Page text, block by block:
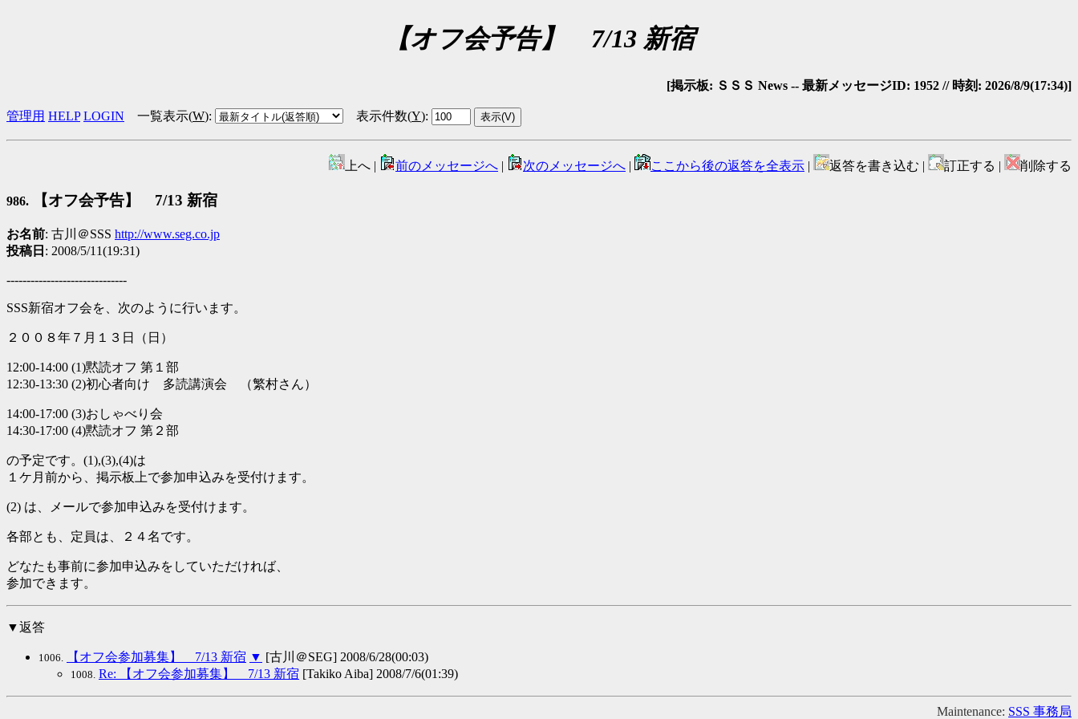
【オフ会予告】 7/13 新宿
[掲示板: ＳＳＳ News -- 最新メッセージID: 1952 // 時刻: 2026/8/9(17:34)]
管理用 HELP LOGIN 一覧表示(W): 表示件数(Y):
上へ | 前のメッセージへ | 次のメッセージへ | ここから後の返答を全表示 | 返答を書き込む | 訂正する | 削除する
986. 【オフ会予告】 7/13 新宿
お名前: 古川＠SSS http://www.seg.co.jp
投稿日 : 2008/5/11(19:31)
------------------------------
SSS新宿オフ会を、次のように行います。
２００８年７月１３日（日）
12:00-14:00 (1)黙読オフ 第１部
12:30-13:30 (2)初心者向け 多読講演会 （繁村さん）
14:00-17:00 (3)おしゃべり会
14:30-17:00 (4)黙読オフ 第２部
の予定です。(1),(3),(4)は
１ケ月前から、掲示板上で参加申込みを受付けます。
(2) は、メールで参加申込みを受付けます。
各部とも、定員は、２４名です。
どなたも事前に参加申込みをしていただければ、
参加できます。
▼返答
1006. 【オフ会参加募集】 7/13 新宿 ▼ [古川＠SEG] 2008/6/28(00:03)
1008. Re: 【オフ会参加募集】 7/13 新宿 [Takiko Aiba] 2008/7/6(01:39)
Maintenance: SSS 事務局